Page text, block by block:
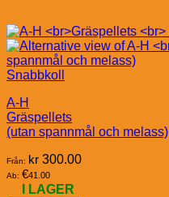
Snabbkoll
A-H
Gräspellets
(utan spannmål och melass)
Från: kr 300.00
Ab: €41.00
I LAGER